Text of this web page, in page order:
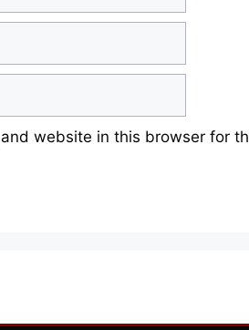
website in this browser for